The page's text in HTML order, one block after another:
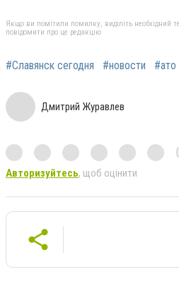
Якщо ви помітили помилку, виділіть необхідний
повідомити про це редакцію
#Славянск сегодня #новости #ато
Дмитрий Журавлев
Авторизуйтесь, щоб оцінити